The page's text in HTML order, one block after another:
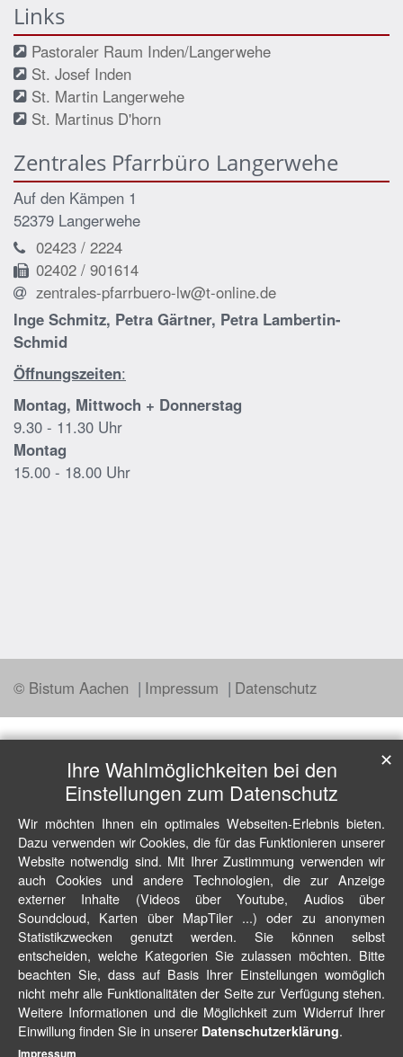
Links
Pastoraler Raum Inden/Langerwehe
St. Josef Inden
St. Martin Langerwehe
St. Martinus D'horn
Zentrales Pfarrbüro Langerwehe
Auf den Kämpen 1
52379 Langerwehe
02423 / 2224
02402 / 901614
zentrales-pfarrbuero-lw@t-online.de
Inge Schmitz, Petra Gärtner, Petra Lambertin-
Schmid
Öffnungszeiten:
Montag, Mittwoch + Donnerstag
9.30 - 11.30 Uhr
Montag
15.00 - 18.00 Uhr
© Bistum Aachen Impressum Datenschutz
Ihre Wahlmöglichkeiten bei den
Einstellungen zum Datenschutz
Wir möchten Ihnen ein optimales Webseiten-Erlebnis bieten.
Dazu verwenden wir Cookies, die für das Funktionieren unserer
Website notwendig sind. Mit Ihrer Zustimmung verwenden wir
auch Cookies und andere Technologien, die zur Anzeige
externer Inhalte (Videos über Youtube, Audios über
Soundcloud, Karten über MapTiler ...) oder zu anonymen
Statistikzwecken genutzt werden. Sie können selbst
entscheiden, welche Kategorien Sie zulassen möchten. Bitte
beachten Sie, dass auf Basis Ihrer Einstellungen womöglich
nicht mehr alle Funktionalitäten der Seite zur Verfügung stehen.
Weitere Informationen und die Möglichkeit zum Widerruf Ihrer
Einwillung finden Sie in unserer Datenschutzerklärung.
✕
Impressum